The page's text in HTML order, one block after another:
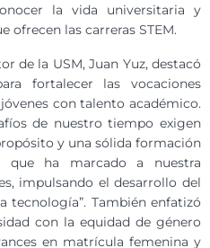
la vida universitaria y
ofrecen las carreras STEM.
de la USM, Juan Yuz, destacó
fortalecer las vocaciones
con talento académico.
de nuestro tiempo exigen
y una sólida formación
que ha marcado a nuestra
impulsando el desarrollo del
tecnología”. También enfatizó
con la equidad de género
en matrícula femenina y